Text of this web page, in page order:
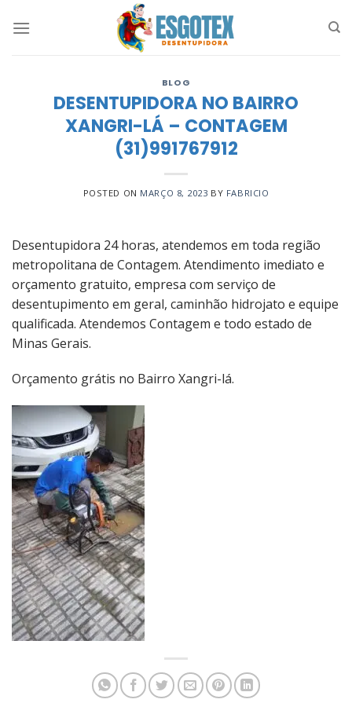
BLOG
DESENTUPIDORA NO BAIRRO
XANGRI-LÁ – CONTAGEM
(31)991767912
POSTED ON MARÇO 8, 2023 BY FABRICIO
Desentupidora 24 horas, atendemos em toda região
metropolitana de Contagem. Atendimento imediato e
orçamento gratuito, empresa com serviço de
desentupimento em geral, caminhão hidrojato e equipe
qualificada. Atendemos Contagem e todo estado de
Minas Gerais.
Orçamento grátis no Bairro Xangri-lá.